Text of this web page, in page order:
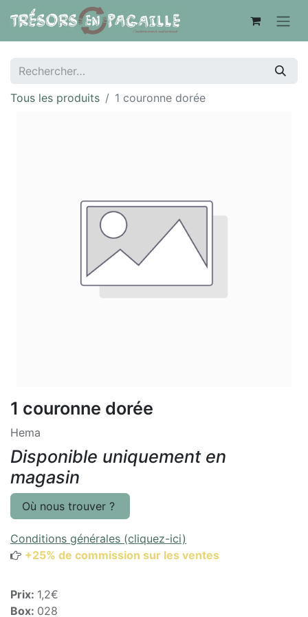
Tous les produits 1 couronne dorée
1 couronne dorée
Hema
Disponible uniquement en
magasin
Où nous trouver ?
Conditions générales (cliquez-ici)
+25% de commission sur les ventes
Prix: 1,2€
Box: 028